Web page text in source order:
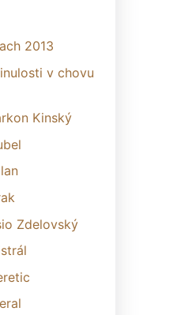
2013
v chovu
Kinský
Zdelovský